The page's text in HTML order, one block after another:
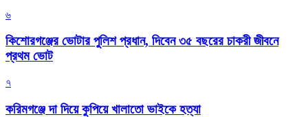
৬
কিশোরগঞ্জের ভোটার পুলিশ প্রধান, দিবেন ৩৫ বছরের চাকরী জীবনে
প্রথম ভোট
৭
করিমগঞ্জে দা দিয়ে কুপিয়ে খালাতো ভাইকে হত্যা